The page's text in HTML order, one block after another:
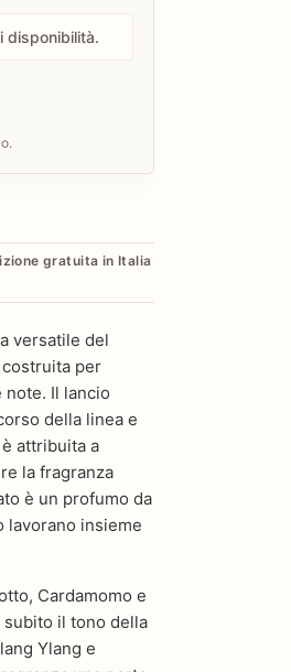
disponibilità.
gratuita in Italia
versatile del
per
Il lancio
della linea e
attribuita a
la fragranza
è un profumo da
lavorano insieme
Cardamomo e
subito il tono della
Ylang e